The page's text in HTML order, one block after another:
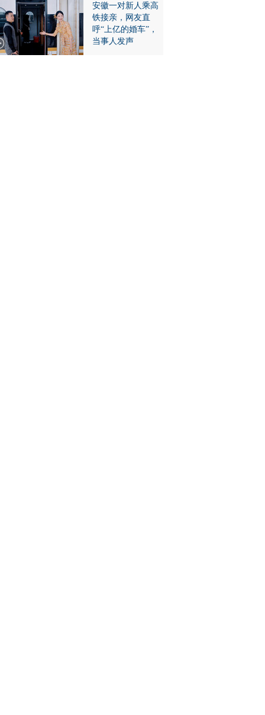
安徽一对新人乘高
铁接亲，网友直
呼“上亿的婚车”，
当事人发声